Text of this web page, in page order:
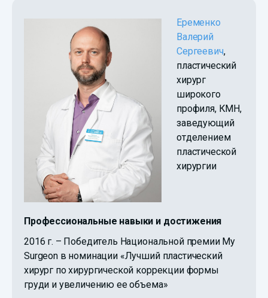
Еременко
Валерий
Сергеевич,
пластический
хирург
широкого
профиля, КМН,
заведующий
отделением
пластической
хирургии
Профессиональные навыки и достижения
2016 г. – Победитель Национальной премии My
Surgeon в номинации «Лучший пластический
хирург по хирургической коррекции формы
груди и увеличению ее объема»